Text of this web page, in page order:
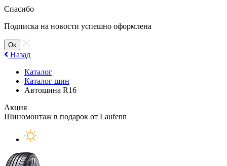
Спасибо
Подписка на новости успешно оформлена
Ок
Назад
Каталог
Каталог шин
Автошина R16
Акция
Шиномонтаж в подарок от Laufenn